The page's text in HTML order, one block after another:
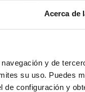
Acerca de
y de
su uso. Puedes
de configuración y
Kia Stonic
1.2 CVVT
2019 |